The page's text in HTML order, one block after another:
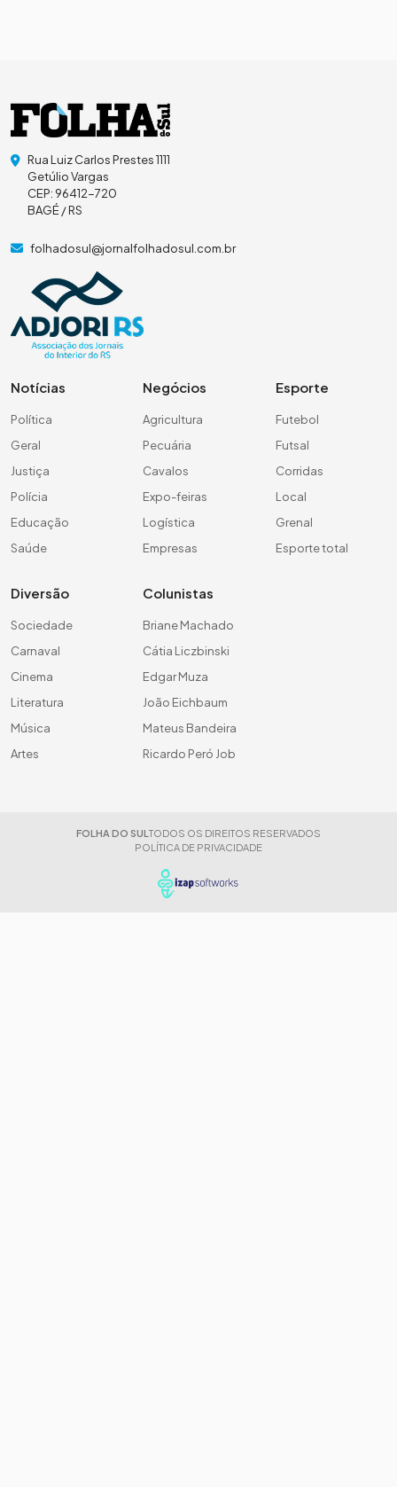
Rua Luiz Carlos Prestes 1111
Getúlio Vargas
CEP: 96412-720
BAGÉ / RS
folhadosul@jornalfolhadosul.com.br
Notícias
Política
Geral
Justiça
Polícia
Educação
Saúde
Negócios
Agricultura
Pecuária
Cavalos
Expo-feiras
Logística
Empresas
Esporte
Futebol
Futsal
Corridas
Local
Grenal
Esporte total
Diversão
Sociedade
Carnaval
Cinema
Literatura
Música
Artes
Colunistas
Briane Machado
Cátia Liczbinski
Edgar Muza
João Eichbaum
Mateus Bandeira
Ricardo Peró Job
FOLHA DO SUL TODOS OS DIREITOS RESERVADOS
POLÍTICA DE PRIVACIDADE